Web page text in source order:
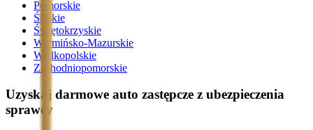
Pomorskie
Śląskie
Świętokrzyskie
Warmińsko-Mazurskie
Wielkopolskie
Zachodniopomorskie
Uzyskaj darmowe auto zastępcze z ubezpieczenia
sprawcy